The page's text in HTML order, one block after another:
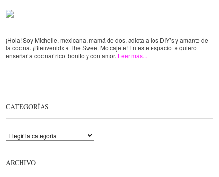
¡Hola! Soy Michelle, mexicana, mamá de dos, adicta a los DIY’s y amante de
la cocina. ¡Bienvenidx a The Sweet Molcajete! En este espacio te quiero
enseñar a cocinar rico, bonito y con amor. Leer más...
CATEGORÍAS
Categorías
ARCHIVO